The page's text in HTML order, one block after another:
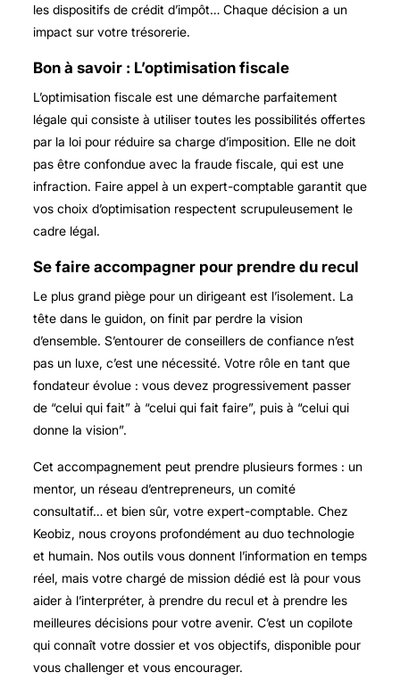
les dispositifs de crédit d’impôt… Chaque décision a un
impact sur votre trésorerie.
Bon à savoir : L’optimisation fiscale
L’optimisation fiscale est une démarche parfaitement
légale qui consiste à utiliser toutes les possibilités offertes
par la loi pour réduire sa charge d’imposition. Elle ne doit
pas être confondue avec la fraude fiscale, qui est une
infraction. Faire appel à un expert-comptable garantit que
vos choix d’optimisation respectent scrupuleusement le
cadre légal.
Se faire accompagner pour prendre du recul
Le plus grand piège pour un dirigeant est l’isolement. La
tête dans le guidon, on finit par perdre la vision
d’ensemble. S’entourer de conseillers de confiance n’est
pas un luxe, c’est une nécessité. Votre rôle en tant que
fondateur évolue : vous devez progressivement passer
de “celui qui fait” à “celui qui fait faire”, puis à “celui qui
donne la vision”.
Cet accompagnement peut prendre plusieurs formes : un
mentor, un réseau d’entrepreneurs, un comité
consultatif… et bien sûr, votre expert-comptable. Chez
Keobiz, nous croyons profondément au duo technologie
et humain. Nos outils vous donnent l’information en temps
réel, mais votre chargé de mission dédié est là pour vous
aider à l’interpréter, à prendre du recul et à prendre les
meilleures décisions pour votre avenir. C’est un copilote
qui connaît votre dossier et vos objectifs, disponible pour
vous challenger et vous encourager.